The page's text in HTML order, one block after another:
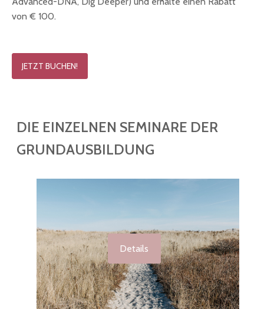
von € 100.
JETZT BUCHEN!
DIE EINZELNEN SEMINARE DER
GRUNDAUSBILDUNG
Details